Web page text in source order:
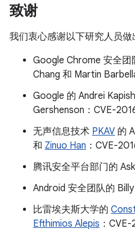
致谢
我们衷心感谢以下研究人员做
Google Chrome 安全团
Chang 和 Martin
Google 的 Andrei
Gershenson：CVE-
无声信息技术 PKAV 的
和 Zinuo Han ：CVE-
腾讯安全平台部门的
Android 安全团队的
比雷埃夫斯大学的
Efthimios Alepis ：